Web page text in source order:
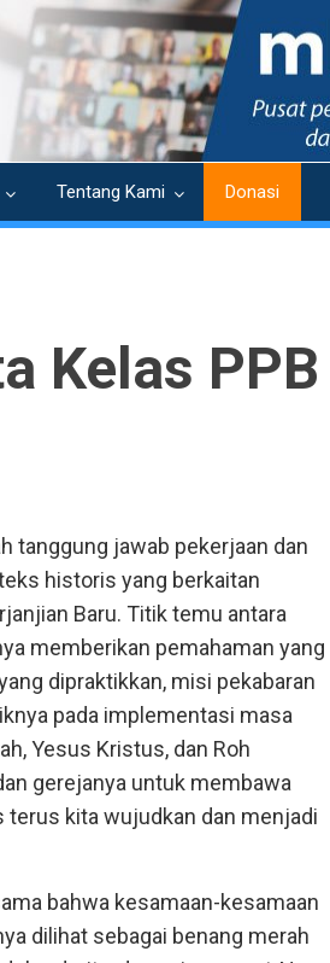
Tentang Kami Donasi
Kelas PPB
tanggung jawab pekerjaan dan
historis yang berkaitan
Baru. Titik temu antara
memberikan pemahaman yang
dipraktikkan, misi pekabaran
pada implementasi masa
Yesus Kristus, dan Roh
gerejanya untuk membawa
terus kita wujudkan dan menjadi
bahwa kesamaan-kesamaan
dilihat sebagai benang merah